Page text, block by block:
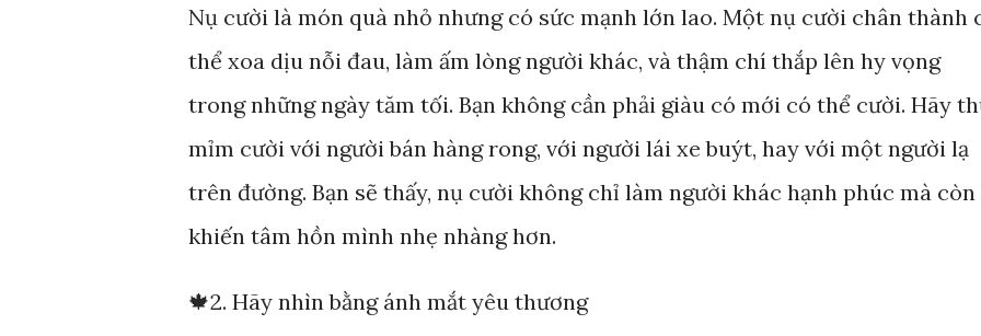
Nụ cười là món quà nhỏ nhưng có sức mạnh lớn lao. Một nụ cười chân thành
thể xoa dịu nỗi đau, làm ấm lòng người khác, và thậm chí thắp lên hy vọng
trong những ngày tăm tối. Bạn không cần phải giàu có mới có thể cười. Hãy
mỉm cười với người bán hàng rong, với người lái xe buýt, hay với một người lạ
trên đường. Bạn sẽ thấy, nụ cười không chỉ làm người khác hạnh phúc mà còn
khiến tâm hồn mình nhẹ nhàng hơn.
🍁2. Hãy nhìn bằng ánh mắt yêu thương